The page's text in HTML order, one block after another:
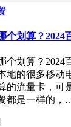
个划算？2024
个划算？2024
地的很多移动
的流量卡，可
都是一样的，